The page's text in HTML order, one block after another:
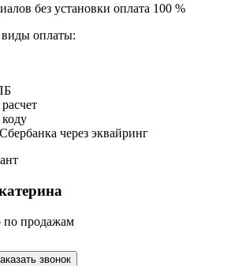
без установки оплата 100 %
оплаты:
через эквайринг
продажам
звонок